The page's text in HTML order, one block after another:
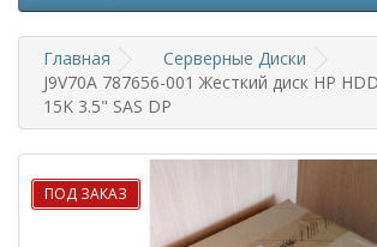
Главная
Серверные Диски
J9V70A 787656-001 Жесткий диск HP
15K 3.5" SAS DP
ПОД ЗАКАЗ